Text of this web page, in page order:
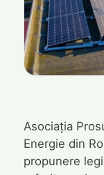
Asociația
Energie din
propunere